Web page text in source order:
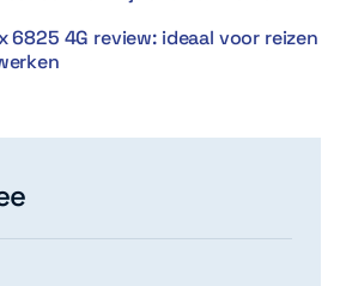
6825 4G review: ideaal voor reizen